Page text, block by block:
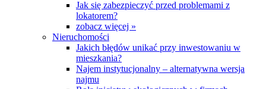
Jak się zabezpieczyć przed problemami z
lokatorem?
zobacz więcej »
Nieruchomości
Jakich błędów unikać przy inwestowaniu w
mieszkania?
Najem instytucjonalny – alternatywna wersja
najmu